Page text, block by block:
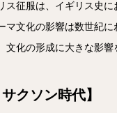
ス征服は、イギリス史
マ文化の影響は数世紀
文化の形成に大きな影響
クソン時代】